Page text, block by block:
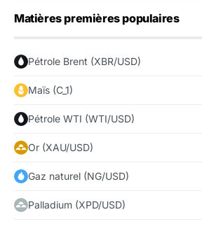
Matières premières populaires
Pétrole Brent (XBR/USD)
Maïs (C_1)
Pétrole WTI (WTI/USD)
Or (XAU/USD)
Gaz naturel (NG/USD)
Palladium (XPD/USD)